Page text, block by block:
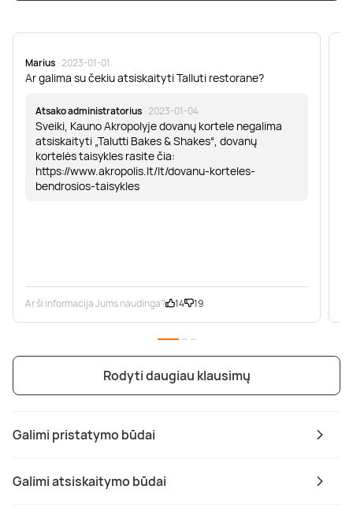
Galimi pristatymo būdai
Galimi atsiskaitymo būdai
Marius · 2023-01-01
Ar galima su čekiu atsiskaityti Talluti restorane?
Atsako administratorius · 2023-01-04
Sveiki, Kauno Akropolyje dovanų kortele negalima
atsiskaityti „Talutti Bakes & Shakes“, dovanų
kortelės taisykles rasite čia:
https://www.akropolis.lt/lt/dovanu-korteles-
bendrosios-taisykles
Ar ši informacija Jums naudinga? 14 19
Rodyti daugiau klausimų